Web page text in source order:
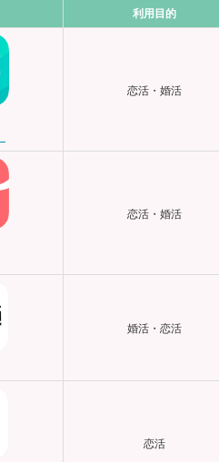
利用目的
恋活・婚活
恋活・婚活
婚活・恋活
恋活